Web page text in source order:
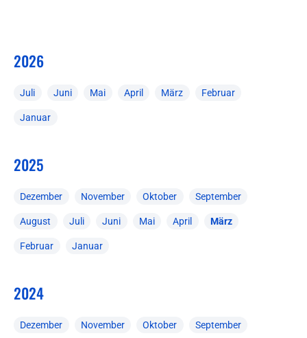
2026
Juli Juni Mai April März Februar
Januar
2025
Dezember November Oktober September
August Juli Juni Mai April März
Februar Januar
2024
Dezember November Oktober September